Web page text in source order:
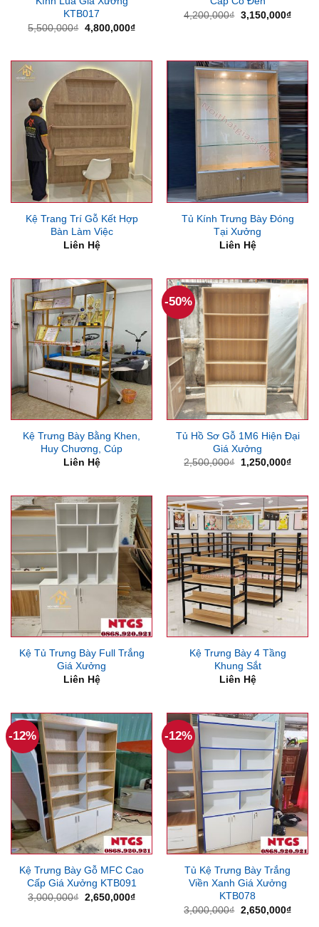
KTB017
5,500,000₫ Giá
4,800,000₫Giá
4,200,000₫ Giá
3,150,000₫Giá
Kệ Trang Trí Gỗ Kết Hợp
Bàn Làm Việc
Liên Hệ
Tủ Kính Trưng Bày Đóng
Tại Xưởng
Liên Hệ
Kệ Trưng Bày Bằng Khen,
Huy Chương, Cúp
Liên Hệ
-50%
Tủ Hồ Sơ Gỗ 1M6 Hiện Đại
Giá Xưởng
2,500,000₫
Giá
1,250,000₫Giá
Kệ Tủ Trưng Bày Full Trắng
Giá Xưởng
Liên Hệ
Kệ Trưng Bày 4 Tầng
Khung Sắt
Liên Hệ
-12%
Kệ Trưng Bày Gỗ MFC Cao
Cấp Giá Xưởng KTB091
3,000,000₫ Giá
2,650,000₫Giá
-12%
Tủ Kệ Trưng Bày Trắng
Viền Xanh Giá Xưởng
KTB078
3,000,000₫ Giá
2,650,000₫Giá